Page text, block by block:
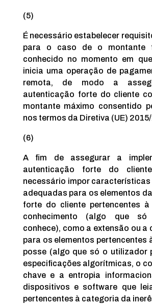
(5)
É necessário estabelecer
para o caso de o montante
conhecido no momento em
inicia uma operação de
remota, de modo a
autenticação forte do cliente
montante máximo consentido
nos termos da Diretiva (UE)
(6)
A fim de assegurar a
autenticação forte do
necessário impor características
adequadas para os elementos
forte do cliente pertencentes
conhecimento (algo que
conhece), como a extensão ou a
para os elementos pertencentes
posse (algo que só o utilizador
especificações algorítmicas, o
chave e a entropia
dispositivos e software que
pertencentes à categoria da